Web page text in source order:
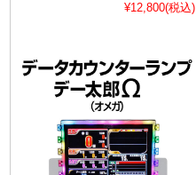
¥12,800(税込)